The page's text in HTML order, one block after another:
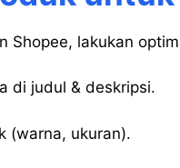
Shopee, lakukan
di judul & deskripsi.
(warna, ukuran).